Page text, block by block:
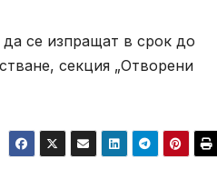
се изпращат в срок до
секция „Отворени